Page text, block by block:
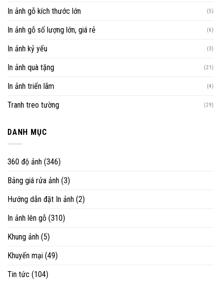
In ảnh gỗ kích thước lớn (5)
In ảnh gỗ số lượng lớn, giá rẻ (6)
In ảnh kỷ yếu (3)
In ảnh quà tặng (21)
In ảnh triển lãm (4)
Tranh treo tường (29)
DANH MỤC
360 độ ảnh (346)
Bảng giá rửa ảnh (3)
Hướng dẫn đặt In ảnh (2)
In ảnh lên gỗ (310)
Khung ảnh (5)
Khuyến mại (49)
Tin tức (104)